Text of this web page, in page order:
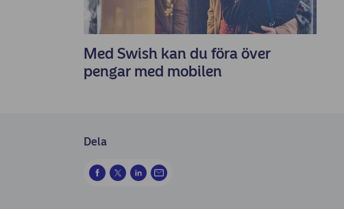
Med Swish kan du föra över
pengar med mobilen
Dela